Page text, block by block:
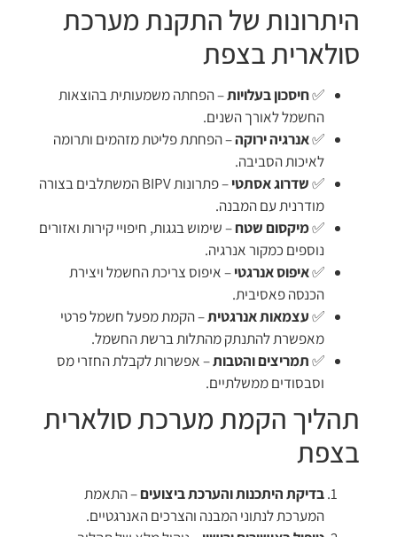
היתרונות של התקנת מערכת
סולארית בצפת
✅חיסכון בעלויות– הפחתה משמעותית בהוצאות
החשמל לאורך השנים.
✅אנרגיה ירוקה– הפחתת פליטת מזהמים ותרומה
לאיכות הסביבה.
✅שדרוג אסתטי
– פתרונות BIPV המשתלבים בצורה
מודרנית עם המבנה.
✅מיקסום שטח– שימוש בגגות, חיפויי קירות ואזורים
נוספים כמקור אנרגיה.
✅איפוס אנרגטי– איפוס צריכת החשמל ויצירת
הכנסה פאסיבית.
✅עצמאות אנרגטית– הקמת מפעל חשמל פרטי
מאפשרת להתנתק מהתלות ברשת החשמל.
✅תמריצים והטבות– אפשרות לקבלת החזרי מס
וסבסודים ממשלתיים.
תהליך הקמת מערכת סולארית
בצפת
בדיקת היתכנות והערכת ביצועים– התאמת
המערכת לנתוני המבנה והצרכים האנרגטיים.